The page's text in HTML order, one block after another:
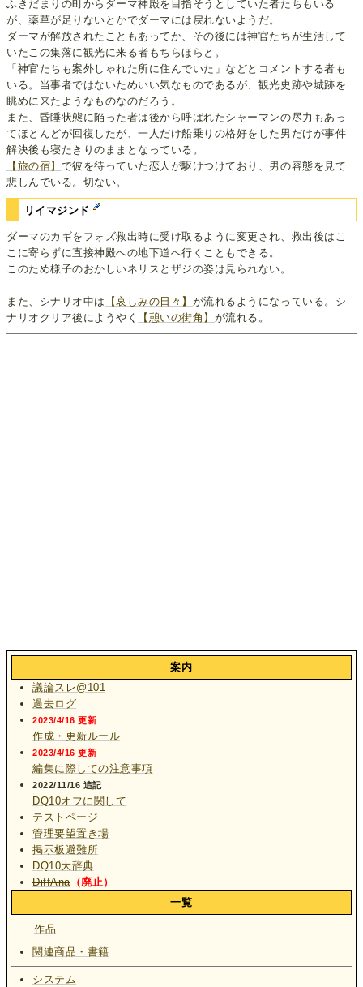
ふきだまりの町からダーマ神殿を目指そうとしていた者たちもいる
が、薬草が足りないとかでダーマには戻れないようだ。
ダーマが解放されたこともあってか、その後には神官たちが生活して
いたこの集落に観光に来る者もちらほらと。
「神官たちも案外しゃれた所に住んでいた」などとコメントする者も
いる。当事者ではないためいい気なものであるが、観光史跡や城跡を
眺めに来たようなものなのだろう。
また、昏睡状態に陥った者は後から呼ばれたシャーマンの尽力もあっ
てほとんどが回復したが、一人だけ船乗りの格好をした男だけが事件
解決後も寝たきりのままとなっている。
【旅の宿】 で彼を待っていた恋人が駆けつけており、男の容態を見て
悲しんでいる。切ない。
リイマジンド
ダーマのカギをフォズ救出時に受け取るように変更され、救出後はこ
こに寄らずに直接神殿への地下道へ行くこともできる。
このため様子のおかしいネリスとザジの姿は見られない。
また、シナリオ中は 【哀しみの日々】 が流れるようになっている。シ
ナリオクリア後にようやく
【憩いの街角】 が流れる。
案内
議論スレ@101
過去ログ
2023/4/16 更新
作成・更新ルール
2023/4/16 更新
編集に際しての注意事項
2022/11/16 追記
DQ10オフに関して
テストページ
管理要望置き場
掲示板避難所
DQ10大辞典
DiffAna（廃止）
一覧
作品
関連商品・書籍
システム